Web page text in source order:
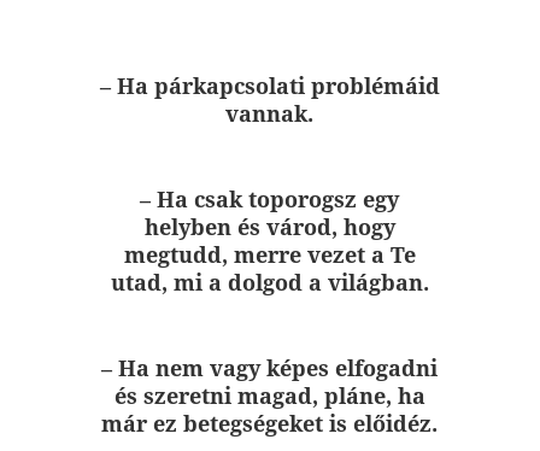
– Ha párkapcsolati problémáid
vannak.
– Ha csak toporogsz egy
helyben és várod, hogy
megtudd, merre vezet a Te
utad, mi a dolgod a világban.
– Ha nem vagy képes elfogadni
és szeretni magad, pláne, ha
már ez betegségeket is előidéz.